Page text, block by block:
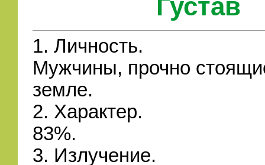
Густав
1. Личность.
Мужчины, прочно
земле.
2. Характер.
83%.
3. Излучение.